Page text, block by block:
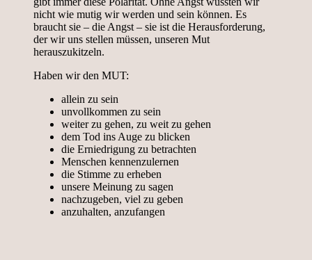
nicht wie mutig wir werden und sein können. Es
braucht sie – die Angst – sie ist die Herausforderung,
der wir uns stellen müssen, unseren Mut
herauszukitzeln.
Haben wir den MUT:
allein zu sein
unvollkommen zu sein
weiter zu gehen, zu weit zu gehen
dem Tod ins Auge zu blicken
die Erniedrigung zu betrachten
Menschen kennenzulernen
die Stimme zu erheben
unsere Meinung zu sagen
nachzugeben, viel zu geben
anzuhalten, anzufangen